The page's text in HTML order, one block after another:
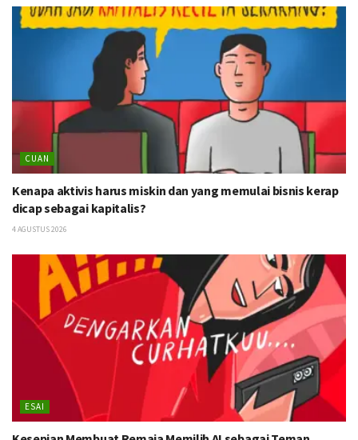
CUAN
Kenapa aktivis harus miskin dan yang memulai bisnis kerap
dicap sebagai kapitalis?
4 AGUSTUS 2026
ESAI